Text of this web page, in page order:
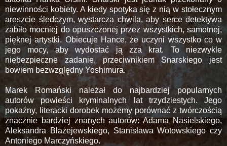
niewinności kobiety. A kiedy spotyka się z nią w stołecznym
areszcie śledczym, wystarcza chwila, aby serce detektywa
zabiło mocniej do opuszczonej przez wszystkich, samotnej,
pięknej artystki. Obiecuje Hance, że uczyni wszystko co w
jego mocy, aby wydostać ją zza krat. To niezwykle
niebezpieczne zadanie, przeciwnikiem Snarskiego jest
bowiem bezwzględny Yoshimura.
Marek Romański należał do najbardziej popularnych
autorów powieści kryminalnych lat trzydziestych. Jego
pokaźny, literacki dorobek możemy porównać z twórczością
znacznie bardziej znanych autorów: Adama Nasielskiego,
Aleksandra Błażejewskiego, Stanisława Wotowskiego czy
Antoniego Marczyńskiego.